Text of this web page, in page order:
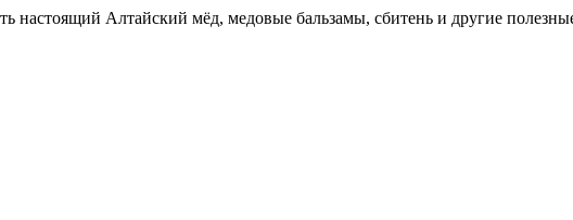
Алтайский мёд, медовые бальзамы, сбитень и другие